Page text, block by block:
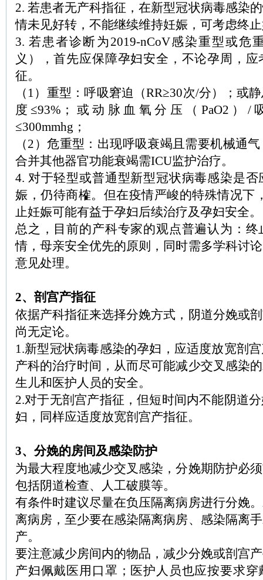
2. 若患者无产科指征，在新型冠状病毒感染
情未见好转，不能继续维持妊娠，可考虑终
3. 若患者诊断为2019-nCoV感染重型或危
义），首先应保障孕妇安全，不论孕周，
征。
（1）重型：呼吸窘迫（RR≥30次/分）；或
度≤93%；或动脉血氧分压（PaO2）/
≤300mmhg；
（2）危重型：出现呼吸衰竭且需要机械通
合并其他器官功能衰竭需ICU监护治疗。
4. 对于轻型或普通型新型冠状病毒感染是
娠，仍待商榷。但在疫情严峻的特殊情况下
止妊娠可能有益于孕妇后续治疗及孕妇安全。
总之，目前的产科专家的观点普遍认为：
情，母亲安全优先的原则，同时需多学科讨
意见处理。
2、剖宫产指征
依据产科指征来选择分娩方式，阴道分娩或
尚无定论。
1.新型冠状病毒感染的孕妇，应适度放宽剖
产科的治疗时间，从而尽可能减少交叉感染
生儿和医护人员的安全。
2.对于无剖宫产指征，但短时间内不能阴道
妇，同样应适度放宽剖宫产指征。
3、分娩的房间及感染防护
为最大程度地减少交叉感染，分娩期防护必
包括阴道检查、人工破膜等。
有条件时建议尽量在负压隔离病房进行分娩
离病房，至少要在感染隔离病房、感染隔离
产。
要注意减少房间内的物品，减少分娩或剖宫
产妇佩戴医用口罩；医护人员也应按要求